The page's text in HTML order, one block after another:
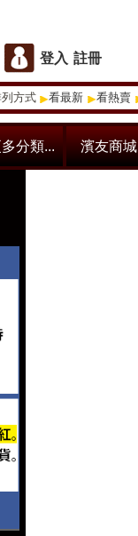
登入 註冊
方式 看最新 看熱賣
分類... 濱友商城